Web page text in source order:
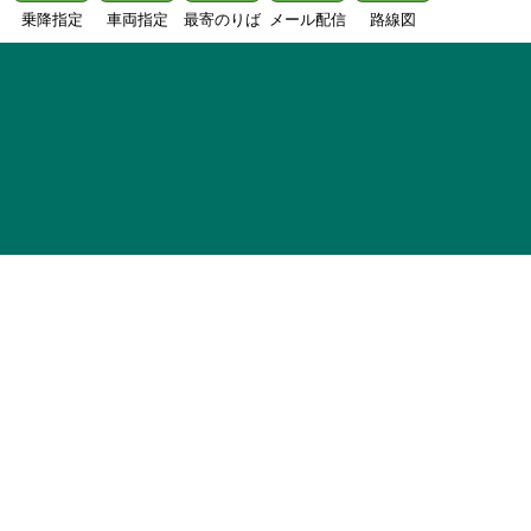
乗降指定 車両指定 最寄のりば メール配信 路線図